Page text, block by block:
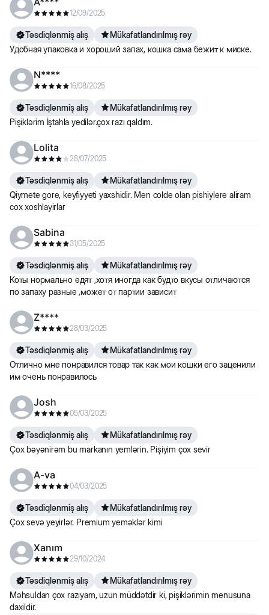
12/09/2025
Təsdiqlənmiş alış
Mükafatlandırılmış rəy
Удобная упаковка и хороший запах, кошка сама бежит к миске.
N****
16/08/2025
Təsdiqlənmiş alış
Mükafatlandırılmış rəy
Pişiklərim İştahla yedilər.çox razı qaldım.
Lolita
28/07/2025
Təsdiqlənmiş alış
Mükafatlandırılmış rəy
Qiymete gore, keyfiyyeti yaxshidir. Men colde olan pishiylere aliram
cox xoshlayirlar
Sabina
31/05/2025
Təsdiqlənmiş alış
Mükafatlandırılmış rəy
Коты нормально едят ,хотя иногда как будто вкусы отличаются
по запаху разные ,может от партии зависит
Z****
28/03/2025
Təsdiqlənmiş alış
Mükafatlandırılmış rəy
Отлично мне понравился товар так как мои кошки его заценили
им очень понравилось
Josh
05/03/2025
Təsdiqlənmiş alış
Mükafatlandırılmış rəy
Çox bəyənirəm bu markanın yemlərin. Pişiyim çox sevir
A-va
04/03/2025
Təsdiqlənmiş alış
Mükafatlandırılmış rəy
Çox sevə yeyirlər. Premium yeməklər kimi
Xanım
29/10/2024
Təsdiqlənmiş alış
Mükafatlandırılmış rəy
Məhsuldan çox razıyam, uzun müddətdir ki, pişiklərimin menusuna
daxildir.